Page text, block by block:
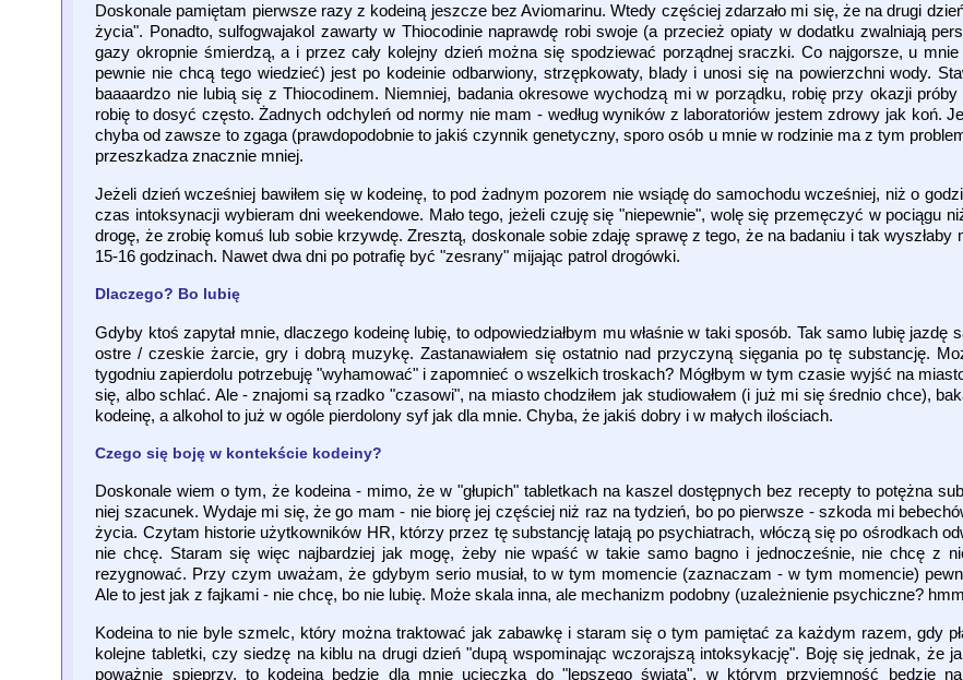
Doskonale pamiętam pierwsze razy z kodeiną jeszcze bez Aviomarinu. Wtedy częściej zdarzało mi się, że na drugi
życia". Ponadto, sulfogwajakol zawarty w Thiocodinie naprawdę robi swoje (a przecież opiaty w dodatku zwalniają
gazy okropnie śmierdzą, a i przez cały kolejny dzień można się spodziewać porządnej sraczki. Co najgorsze, u
pewnie nie chcą tego wiedzieć) jest po kodeinie odbarwiony, strzępkowaty, blady i unosi się na powierzchni wody.
baaaardzo nie lubią się z Thiocodinem. Niemniej, badania okresowe wychodzą mi w porządku, robię przy okazji
robię to dosyć często. Żadnych odchyleń od normy nie mam - według wyników z laboratoriów jestem zdrowy jak koń.
chyba od zawsze to zgaga (prawdopodobnie to jakiś czynnik genetyczny, sporo osób u mnie w rodzinie ma z tym
przeszkadza znacznie mniej.
Jeżeli dzień wcześniej bawiłem się w kodeinę, to pod żadnym pozorem nie wsiądę do samochodu wcześniej, niż o
czas intoksynacji wybieram dni weekendowe. Mało tego, jeżeli czuję się "niepewnie", wolę się przemęczyć w pociągu
drogę, że zrobię komuś lub sobie krzywdę. Zresztą, doskonale sobie zdaję sprawę z tego, że na badaniu i tak wyszłaby
15-16 godzinach. Nawet dwa dni po potrafię być "zesrany" mijając patrol drogówki.
Dlaczego? Bo lubię
Gdyby ktoś zapytał mnie, dlaczego kodeinę lubię, to odpowiedziałbym mu właśnie w taki sposób. Tak samo lubię jazdę
ostre / czeskie żarcie, gry i dobrą muzykę. Zastanawiałem się ostatnio nad przyczyną sięgania po tę substancję.
tygodniu zapierdolu potrzebuję "wyhamować" i zapomnieć o wszelkich troskach? Mógłbym w tym czasie wyjść na
się, albo schlać. Ale - znajomi są rzadko "czasowi", na miasto chodziłem jak studiowałem (i już mi się średnio chce),
kodeinę, a alkohol to już w ogóle pierdolony syf jak dla mnie. Chyba, że jakiś dobry i w małych ilościach.
Czego się boję w kontekście kodeiny?
Doskonale wiem o tym, że kodeina - mimo, że w "głupich" tabletkach na kaszel dostępnych bez recepty to potężna
niej szacunek. Wydaje mi się, że go mam - nie biorę jej częściej niż raz na tydzień, bo po pierwsze - szkoda mi
życia. Czytam historie użytkowników HR, którzy przez tę substancję latają po psychiatrach, włóczą się po ośrodkach
nie chcę. Staram się więc najbardziej jak mogę, żeby nie wpaść w takie samo bagno i jednocześnie, nie chcę z
rezygnować. Przy czym uważam, że gdybym serio musiał, to w tym momencie (zaznaczam - w tym momencie)
Ale to jest jak z fajkami - nie chcę, bo nie lubię. Może skala inna, ale mechanizm podobny (uzależnienie psychiczne?
Kodeina to nie byle szmelc, który można traktować jak zabawkę i staram się o tym pamiętać za każdym razem, gdy
kolejne tabletki, czy siedzę na kiblu na drugi dzień "dupą wspominając wczorajszą intoksykację". Boję się jednak, że
poważnie spieprzy, to kodeina będzie dla mnie ucieczką do "lepszego świata", w którym przyjemność będzie